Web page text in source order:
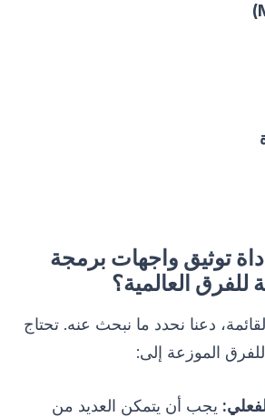
توثيق واجهات برمجة
للفرق العالمية؟
دعنا نحدد ما نبحث عنه. تحتاج
للفرق الموزعة إلى:
يجب أن يتمكن العديد من